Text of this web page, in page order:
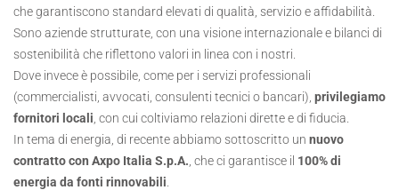
che garantiscono standard elevati di qualità, servizio e affidabilità.
Sono aziende strutturate, con una visione internazionale e bilanci di
sostenibilità che riflettono valori in linea con i nostri.
Dove invece è possibile, come per i servizi professionali
(commercialisti, avvocati, consulenti tecnici o bancari), privilegiamo
fornitori locali , con cui coltiviamo relazioni dirette e di fiducia.
In tema di energia, di recente abbiamo sottoscritto un nuovo
contratto con Axpo Italia S.p.A. , che ci garantisce il 100% di
energia da fonti rinnovabili